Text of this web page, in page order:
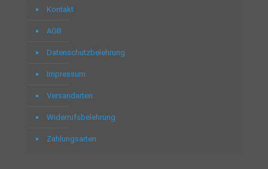
Kontakt
AGB
Datenschutzbelehrung
Impressum
Versandarten
Widerrufsbelehrung
Zahlungsarten